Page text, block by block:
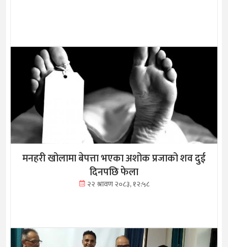
मनहरी खोलामा बेपत्ता भएका अशोक प्रजाको शव दुई
दिनपछि फेला
२२ श्रावण २०८३, १२:५८